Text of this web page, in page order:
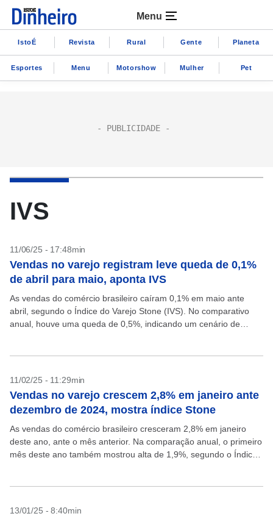
Menu
IstoÉ Revista Rural Gente Planeta
Esportes Menu Motorshow Mulher Pet
IVS
11/06/25 - 17:48min
Vendas no varejo registram leve queda de 0,1%
de abril para maio, aponta IVS
As vendas do comércio brasileiro caíram 0,1% em maio ante
abril, segundo o Índice do Varejo Stone (IVS). No comparativo
anual, houve uma queda de 0,5%, indicando um cenário de
11/02/25 - 11:29min
Vendas no varejo crescem 2,8% em janeiro ante
dezembro de 2024, mostra índice Stone
As vendas do comércio brasileiro cresceram 2,8% em janeiro
deste ano, ante o mês anterior. Na comparação anual, o primeiro
mês deste ano também mostrou alta de 1,9%, segundo o Índice
13/01/25 - 8:40min